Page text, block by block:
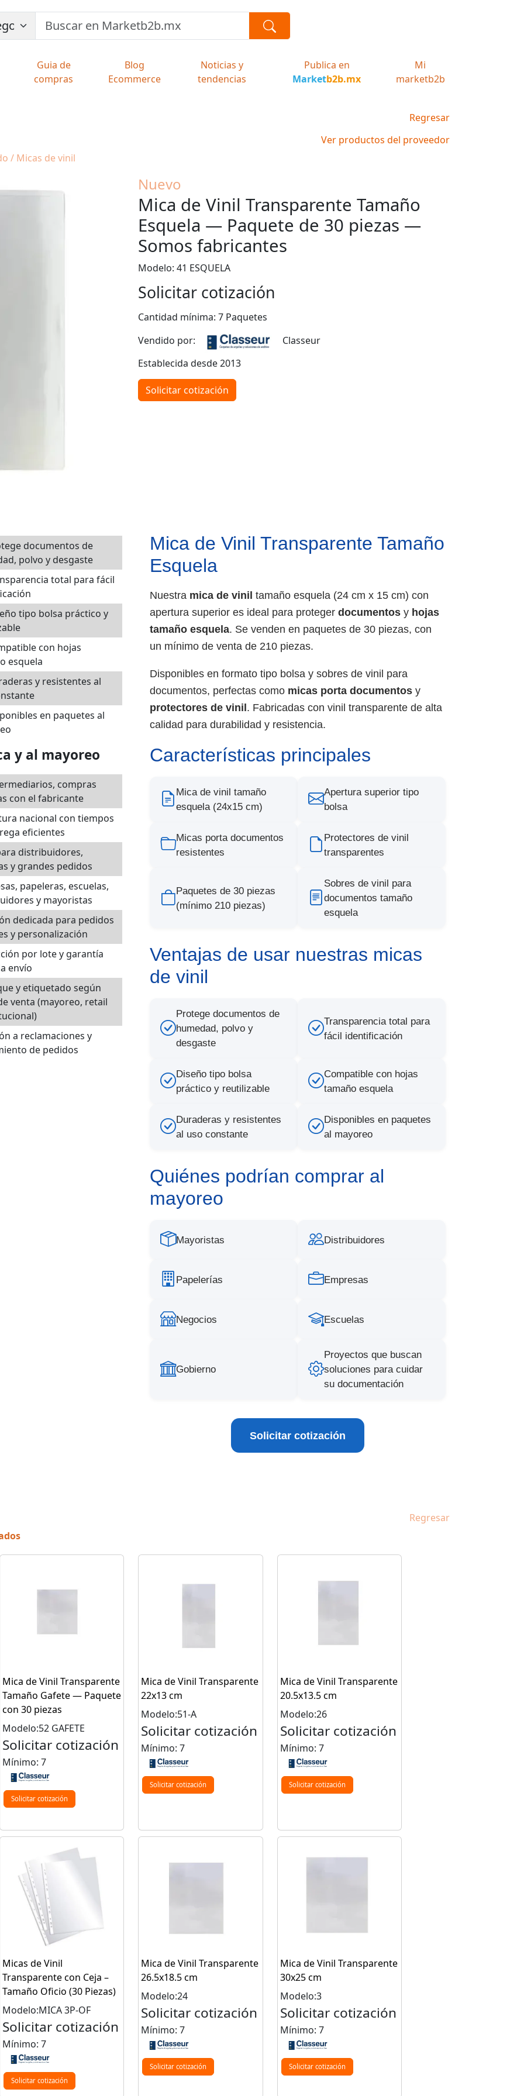
Guia de
compras
Blog
Ecommerce
Noticias y
tendencias
Publica en
Marketb2b.mx
Mi
marketb2b
Regresar
Ver productos del proveedor
/ Micas de vinil
Nuevo
Mica de Vinil Transparente Tamaño
Esquela — Paquete de 30 piezas —
Somos fabricantes
Modelo: 41 ESQUELA
Solicitar cotización
Cantidad mínima: 7 Paquetes
Vendido por:
Classeur
Establecida desde 2013
Solicitar cotización
documentos de
polvo y desgaste
total para fácil
tipo bolsa práctico y
con hojas
esquela
y resistentes al
en paquetes al
y al mayoreo
compras
con el fabricante
nacional con tiempos
eficientes
distribuidores,
y grandes pedidos
papeleras, escuelas,
y mayoristas
dedicada para pedidos
y personalización
por lote y garantía
envío
y etiquetado según
venta (mayoreo, retail
a reclamaciones y
de pedidos
Mica de Vinil Transparente Tamaño
Esquela
Nuestra mica de vinil tamaño esquela (24 cm x 15 cm) con
apertura superior es ideal para proteger documentos y hojas
tamaño esquela. Se venden en paquetes de 30 piezas, con
un mínimo de venta de 210 piezas.
Disponibles en formato tipo bolsa y sobres de vinil para
documentos, perfectas como micas porta documentos y
protectores de vinil . Fabricadas con vinil transparente de alta
calidad para durabilidad y resistencia.
Características principales
Mica de vinil tamaño
esquela (24x15 cm)
Apertura superior tipo
bolsa
Micas porta documentos
resistentes
Protectores de vinil
transparentes
Paquetes de 30 piezas
(mínimo 210 piezas)
Sobres de vinil para
documentos tamaño
esquela
Ventajas de usar nuestras micas
de vinil
Protege documentos de
humedad, polvo y
desgaste
Transparencia total para
fácil identificación
Diseño tipo bolsa
práctico y reutilizable
Compatible con hojas
tamaño esquela
Duraderas y resistentes
al uso constante
Disponibles en paquetes
al mayoreo
Quiénes podrían comprar al
mayoreo
Mayoristas Distribuidores
Papelerías Empresas
Negocios Escuelas
Gobierno
Proyectos que buscan
soluciones para cuidar
su documentación
Solicitar cotización
Regresar
Mica de Vinil Transparente
Tamaño Gafete — Paquete
con 30 piezas
Modelo:52 GAFETE
Solicitar cotización
Mínimo: 7
Solicitar cotización
Mica de Vinil Transparente
22x13 cm
Modelo:51-A
Solicitar cotización
Mínimo: 7
Solicitar cotización
Mica de Vinil Transparente
20.5x13.5 cm
Modelo:26
Solicitar cotización
Mínimo: 7
Solicitar cotización
Micas de Vinil
Transparente con Ceja –
Tamaño Oficio (30 Piezas)
Modelo:MICA 3P-OF
Solicitar cotización
Mínimo: 7
Solicitar cotización
Mica de Vinil Transparente
26.5x18.5 cm
Modelo:24
Solicitar cotización
Mínimo: 7
Solicitar cotización
Mica de Vinil Transparente
30x25 cm
Modelo:3
Solicitar cotización
Mínimo: 7
Solicitar cotización